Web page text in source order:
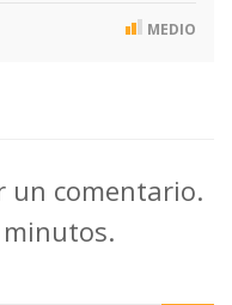
MEDIO
un comentario.